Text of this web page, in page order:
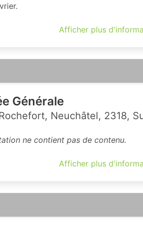
Afficher plus
Générale
Neuchâtel, 2318,
ne contient pas de contenu.
Afficher plus